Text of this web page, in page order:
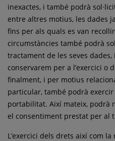
inexactes, i també podrà
entre altres motius, les dades
fins per als quals es van
circumstàncies també podrà
tractament de les seves
conservarem per a l’exercici o
finalment, i per motius
particular, també podrà exercir
portabilitat. Així mateix, podrà
el consentiment prestat per al
L’exercici dels drets així com